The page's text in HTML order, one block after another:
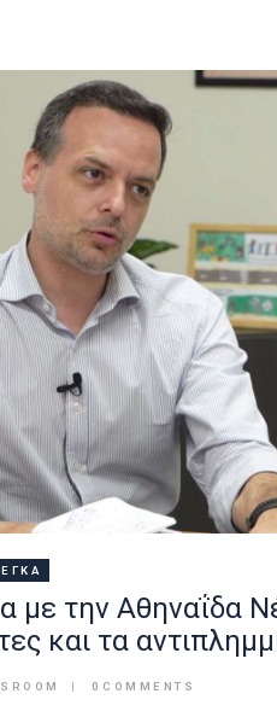
την Αθηναΐδα
και τα
0 COMMENTS